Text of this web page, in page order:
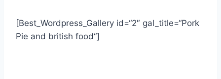
[Best_Wordpress_Gallery id=“2″ gal_title=“Pork
Pie and british food“]